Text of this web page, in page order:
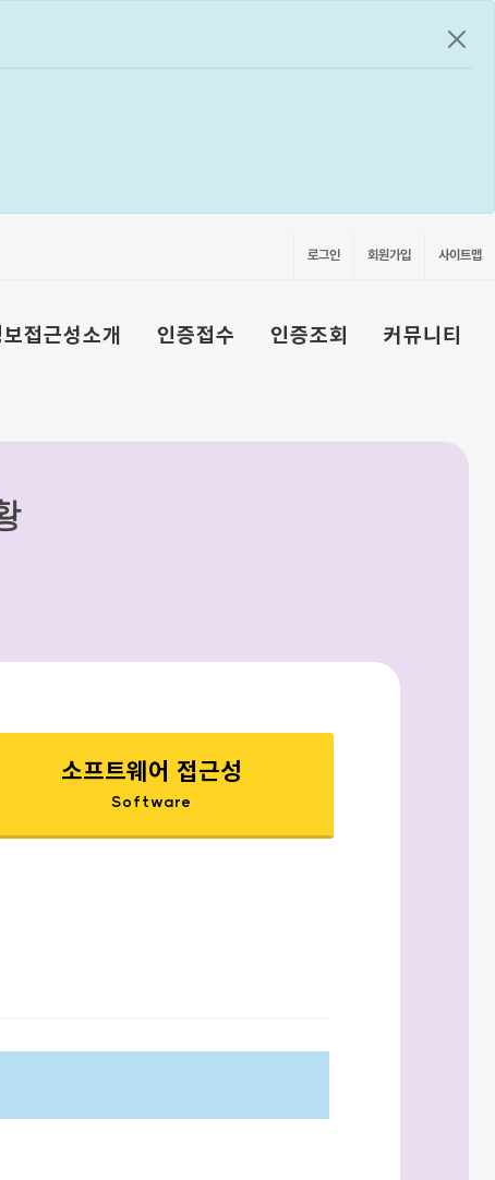
공지
로그인 회원가입 사이트맵
접근성소개 인증접수 인증조회 커뮤니티
소프트웨어 접근성
Software